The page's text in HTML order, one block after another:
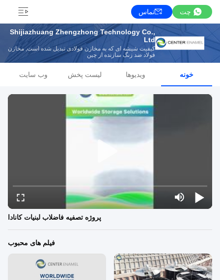
چت تماس
Shijiazhuang Zhengzhong Technology Co.,
Ltd
کیفیت شیشه ای که به مخازن فولادی تبدیل شده است, مخازن
فولاد ضد زنگ سازنده از چین
خونه ویدیوها لیست پخش وب سایت
پروژه تصفیه فاضلاب لبنیات کانادا
فیلم های محبوب